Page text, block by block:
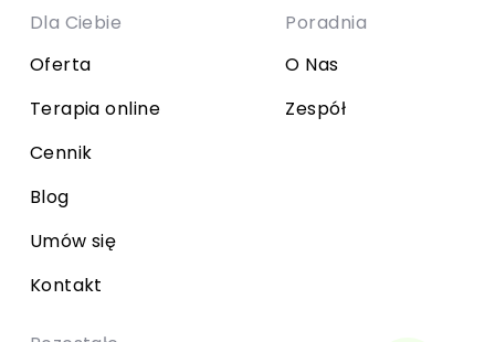
Dla Ciebie
Oferta
Terapia online
Cennik
Blog
Umów się
Kontakt
Poradnia
O Nas
Zespół